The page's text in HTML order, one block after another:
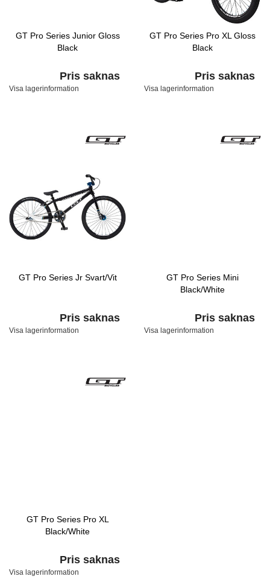
GT Pro Series Junior Gloss
Black
Pris saknas
Visa lagerinformation
GT Pro Series Pro XL Gloss
Black
Pris saknas
Visa lagerinformation
GT Pro Series Jr Svart/Vit
Pris saknas
Visa lagerinformation
GT Pro Series Mini
Black/White
Pris saknas
Visa lagerinformation
GT Pro Series Pro XL
Black/White
Pris saknas
Visa lagerinformation